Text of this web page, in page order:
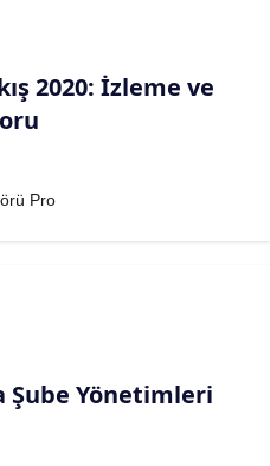
2020: İzleme ve
Pro
Şube Yönetimleri